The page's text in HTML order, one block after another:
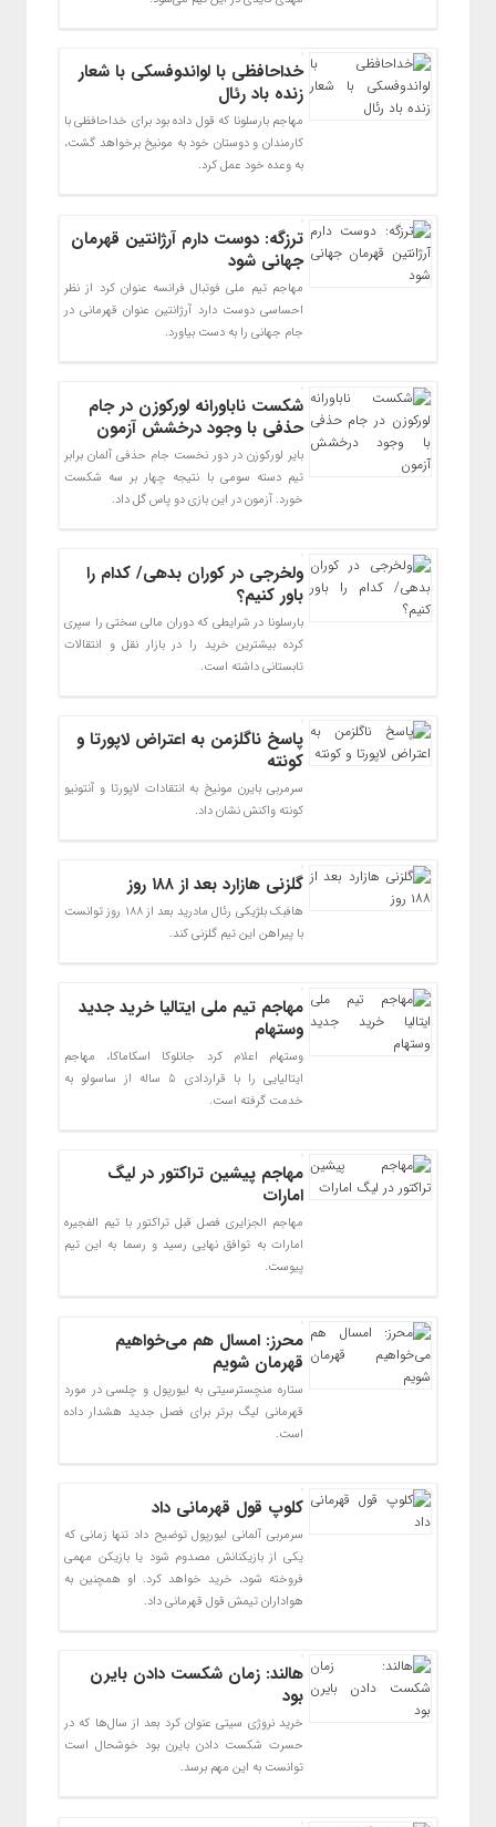
خداحافظی با لواندوفسکی با شعار
زنده باد رئال
مهاجم بارسلونا که قول داده بود برای خداحافظی با
کارمندان و دوستان خود به مونیخ برخواهد گشت،
به وعده خود عمل کرد.
ترزگه: دوست دارم آرژانتین قهرمان
جهانی شود
مهاجم تیم ملی فوتبال فرانسه عنوان کرد از نظر
احساسی دوست دارد آرژانتین عنوان قهرمانی در
جام جهانی را به دست بیاورد.
شکست ناباورانه لورکوزن در جام
حذفی با وجود درخشش آزمون
بایر لورکوزن در دور نخست جام حذفی آلمان برابر
تیم دسته سومی با نتیجه چهار بر سه شکست
خورد. آزمون در این بازی دو پاس گل داد.
ولخرجی در کوران بدهی/ کدام را
باور کنیم؟
بارسلونا در شرایطی که دوران مالی سختی را سپری
کرده بیشترین خرید را در بازار نقل و انتقالات
تابستانی داشته است.
پاسخ ناگلزمن به اعتراض لاپورتا و
کونته
سرمربی بایرن مونیخ به انتقادات لاپورتا و آنتونیو
کونته واکنش نشان داد.
گلزنی هازارد بعد از ۱۸۸ روز
هافبک بلژیکی رئال مادرید بعد از ۱۸۸ روز توانست
با پیراهن این تیم گلزنی کند.
مهاجم تیم ملی ایتالیا خرید جدید
وستهام
وستهام اعلام کرد جانلوکا اسکاماکا، مهاجم
ایتالیایی را با قراردادی ۵ ساله از ساسولو به
خدمت گرفته است.
مهاجم پیشین تراکتور در لیگ
امارات
مهاجم الجزایری فصل قبل تراکتور با تیم الفجیره
امارات به توافق نهایی رسید و رسما به این تیم
پیوست.
محرز: امسال هم می‌خواهیم
قهرمان شویم
ستاره منچسترسیتی به لیورپول و چلسی در مورد
قهرمانی لیگ برتر برای فصل جدید هشدار داده
است.
کلوپ قول قهرمانی داد
سرمربی آلمانی لیورپول توضیح داد تنها زمانی که
یکی از بازیکنانش مصدوم شود یا بازیکن مهمی
فروخته شود، خرید خواهد کرد. او همچنین به
هواداران تیمش قول قهرمانی داد.
هالند: زمان شکست دادن بایرن
بود
خرید نروژی سیتی عنوان کرد بعد از سال‌ها که در
حسرت شکست دادن بایرن بود خوشحال است
توانست به این مهم برسد.